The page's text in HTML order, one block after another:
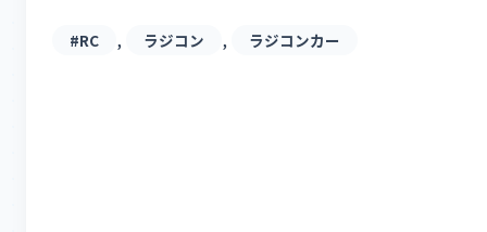
#RC , ラジコン , ラジコンカー